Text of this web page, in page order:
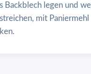
legen und
mit Paniermehl